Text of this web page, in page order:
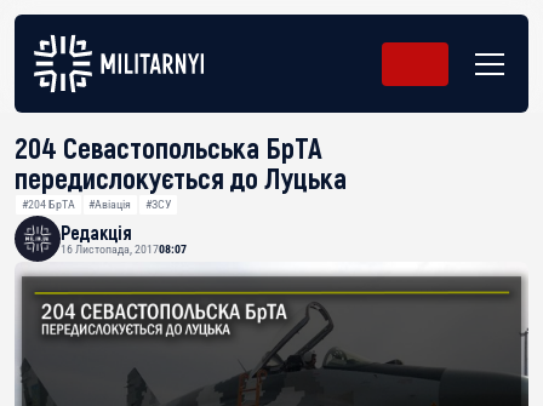
204 Севастопольська БрТА
передислокується до Луцька
#204 БрТА #Авіація #ЗСУ
Редакція
16 Листопада, 201708:07